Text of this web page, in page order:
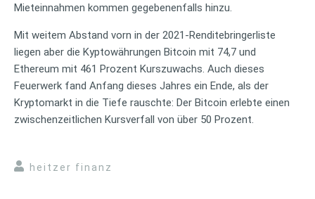
Mieteinnahmen kommen gegebenenfalls hinzu.
Mit weitem Abstand vorn in der 2021-Renditebringerliste
liegen aber die Kyptowährungen Bitcoin mit 74,7 und
Ethereum mit 461 Prozent Kurszuwachs. Auch dieses
Feuerwerk fand Anfang dieses Jahres ein Ende, als der
Kryptomarkt in die Tiefe rauschte: Der Bitcoin erlebte einen
zwischenzeitlichen Kursverfall von über 50 Prozent.
heitzer finanz